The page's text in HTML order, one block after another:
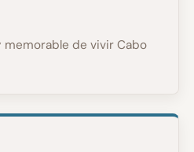
memorable de vivir Cabo